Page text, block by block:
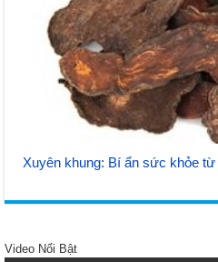
Xuyên khung: Bí ẩn sức khỏe
Video Nổi Bật